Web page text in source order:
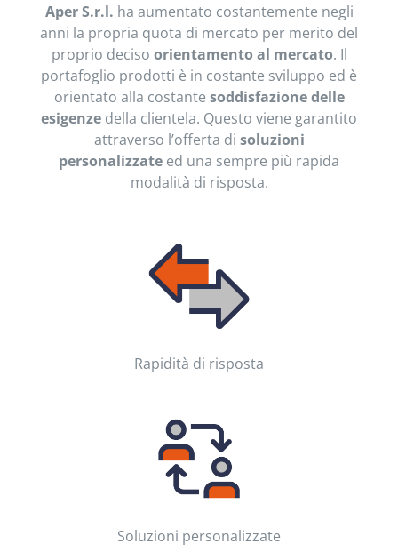
Aper S.r.l. ha aumentato costantemente negli
anni la propria quota di mercato per merito del
proprio deciso orientamento al mercato. Il
portafoglio prodotti è in costante sviluppo ed è
orientato alla costante soddisfazione delle
esigenze della clientela. Questo viene garantito
attraverso l’offerta di soluzioni
personalizzate ed una sempre più rapida
modalità di risposta.
Rapidità di risposta
Soluzioni personalizzate